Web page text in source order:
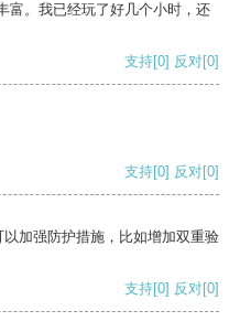
富。我已经玩了好几个小时，还
支持[0] 反对[0]
支持[0] 反对[0]
加强防护措施，比如增加双重验
支持[0] 反对[0]